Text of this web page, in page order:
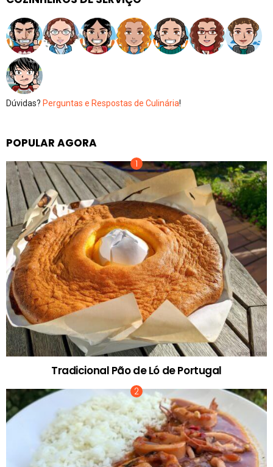
Dúvidas? Perguntas e Respostas de Culinária!
POPULAR AGORA
Tradicional Pão de Ló de Portugal